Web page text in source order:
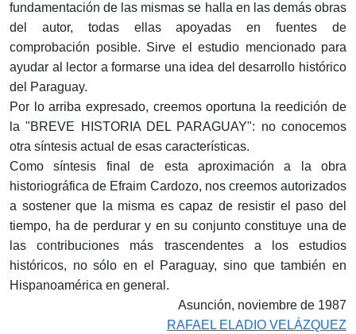
fundamentación de las mismas se halla en las demás obras
del autor, todas ellas apoyadas en fuentes de
comprobación posible. Sirve el estudio mencionado para
ayudar al lector a formarse una idea del desarrollo histórico
del Paraguay.
Por lo arriba expresado, creemos oportuna la reedición de
la "BREVE HISTORIA DEL PARAGUAY": no conocemos
otra síntesis actual de esas características.
Como síntesis final de esta aproximación a la obra
historiográfica de Efraim Cardozo, nos creemos autorizados
a sostener que la misma es capaz de resistir el paso del
tiempo, ha de perdurar y en su conjunto constituye una de
las contribuciones más trascendentes a los estudios
históricos, no sólo en el Paraguay, sino que también en
Hispanoamérica en general.
Asunción, noviembre de 1987
RAFAEL ELADIO VELÁZQUEZ